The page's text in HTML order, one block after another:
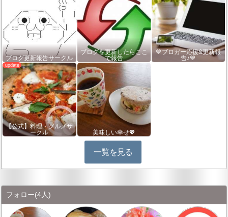
ブログ更新報告サークル
ブログを更新したらここ
で報告
💙ブロガー応援&更新報
告♪💙
【公式】料理・グルメサ
ークル
美味しい幸せ💖
一覧を見る
フォロー(4人)